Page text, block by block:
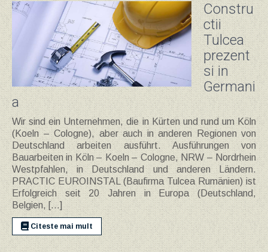
Constru
ctii
Tulcea
prezent
si in
Germani
a
Wir sind ein Unternehmen, die in Kürten und rund um Köln
(Koeln – Cologne), aber auch in anderen Regionen von
Deutschland arbeiten ausführt. Ausführungen von
Bauarbeiten in Köln – Koeln – Cologne, NRW – Nordrhein
Westpfahlen, in Deutschland und anderen Ländern.
PRACTIC EUROINSTAL (Baufirma Tulcea Rumänien) ist
Erfolgreich seit 20 Jahren in Europa (Deutschland,
Belgien, […]
Citeste mai mult